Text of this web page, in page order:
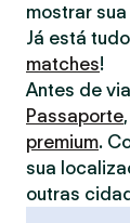
mostrar
Já está
matches!
Antes de
Passaporte
premium.
sua
outras